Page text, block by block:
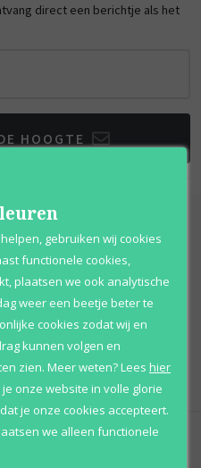
direct een berichtje als het
HOOGTE
gebruiken wij cookies
functionele cookies,
plaatsen we ook analytische
weer een beetje beter te
cookies zodat wij en
kunnen volgen en
zien. Meer weten?Lees hier
onze website in volle glorie
je onze cookies accepteert.
we alleen functionele